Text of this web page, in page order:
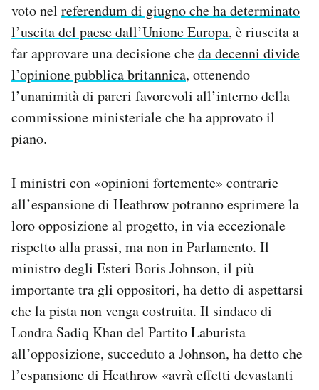
voto nel referendum di giugno che ha determinato
l’uscita del paese dall’Unione Europa, è riuscita a
far approvare una decisione cheda decenni divide
l’opinione pubblica britannica, ottenendo
l’unanimità di pareri favorevoli all’interno della
commissione ministeriale che ha approvato il
piano.
I ministri con «opinioni fortemente» contrarie
all’espansione di Heathrow potranno esprimere la
loro opposizione al progetto, in via eccezionale
rispetto alla prassi, ma non in Parlamento. Il
ministro degli Esteri Boris Johnson, il più
importante tra gli oppositori, ha detto di aspettarsi
che la pista non venga costruita. Il sindaco di
Londra Sadiq Khan del Partito Laburista
all’opposizione, succeduto a Johnson, ha detto che
l’espansione di Heathrow «avrà effetti devastanti